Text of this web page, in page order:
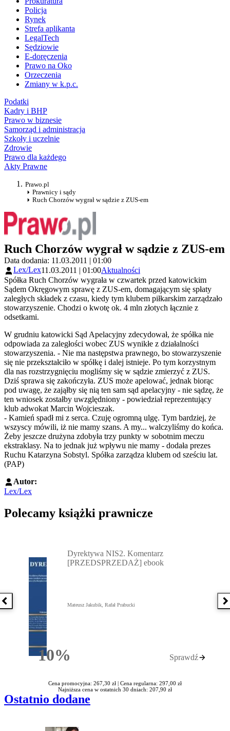
Policja
Rynek
Strefa aplikanta
LegalTech
Sędziowie
E-doręczenia
Prawo na Oko
Orzeczenia
Zmiany w k.p.c.
Podatki
Kadry i BHP
Prawo w biznesie
Samorząd i administracja
Szkoły i uczelnie
Zdrowie
Prawo dla każdego
Akty Prawne
Prawo.pl
Prawnicy i sądy
Ruch Chorzów wygrał w sądzie z ZUS-em
Ruch Chorzów wygrał w sądzie z ZUS-em
Data dodania: 11.03.2011 | 01:00
Lex/Lex11.03.2011 | 01:00Aktualności
Spółka Ruch Chorzów wygrała w czwartek przed katowickim
Sądem Okręgowym sprawę z ZUS-em, domagającym się spłaty
zaległych składek z czasu, kiedy tym klubem piłkarskim zarządzało
stowarzyszenie. Chodzi o kwotę ok. 4 mln złotych łącznie z
odsetkami.
W grudniu katowicki Sąd Apelacyjny zdecydował, że spółka nie
odpowiada za zaległości wobec ZUS wynikłe z działalności
stowarzyszenia. - Nie ma następstwa prawnego, bo stowarzyszenie
się nie przekształciło w spółkę i dalej istnieje. Po tym korzystnym
dla nas rozstrzygnięciu mogliśmy się w sądzie zmierzyć z ZUS.
Dziś sprawa się zakończyła. ZUS może apelować, jednak biorąc
pod uwagę, że zająłby się nią ten sam sąd apelacyjny - nie sądzę, że
ten wniosek zostałby uwzględniony - powiedział reprezentujący
klub adwokat Marcin Wojcieszak.
- Kamień spadł mi z serca. Czuję ogromną ulgę. Tym bardziej, że
wszyscy mówili, iż nie mamy szans. A my... walczyliśmy do końca.
Żeby jeszcze drużyna zdobyła trzy punkty w sobotnim meczu
ekstraklasy. Na to jednak już wpływu nie mamy - dodała prezes
Ruchu Katarzyna Sobstyl. Spółka zarządza klubem od sześciu lat.
(PAP)
Autor:
Lex/Lex
Polecamy książki prawnicze
Poprzednia książka
10%Rabatu
Dyrektywa NIS2. Komentarz
[PRZEDSPRZEDAŻ] ebook
Mateusz Jakubik, Rafał Prabucki
Sprawdź
Cena promocyjna: 267,30 zł | Cena regularna: 297,00 zł
Najniższa cena w ostatnich 30 dniach: 207,90 zł
Ostatnio dodane